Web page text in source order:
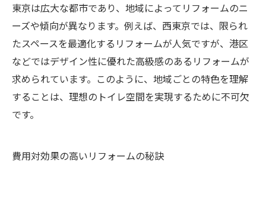
東京は広大な都市であり、地域によってリフォームのニ
ーズや傾向が異なります。例えば、西東京では、限られ
たスペースを最適化するリフォームが人気ですが、港区
などではデザイン性に優れた高級感のあるリフォームが
求められています。このように、地域ごとの特色を理解
することは、理想のトイレ空間を実現するために不可欠
です。
費用対効果の高いリフォームの秘訣